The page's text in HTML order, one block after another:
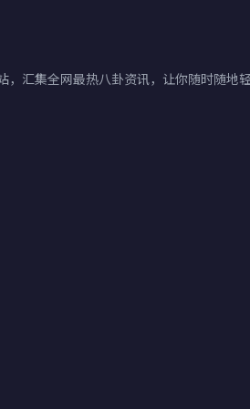
汇集全网最热八卦资讯，让你随时随地轻